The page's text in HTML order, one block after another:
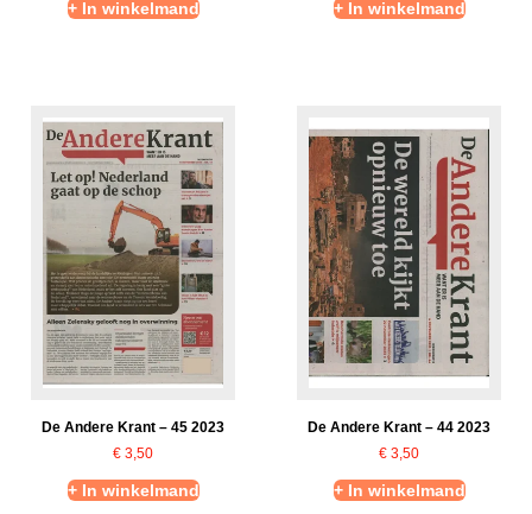
+ In winkelmand + In winkelmand
De Andere Krant – 45 2023
€ 3,50
+ In winkelmand
De Andere Krant – 44 2023
€ 3,50
+ In winkelmand